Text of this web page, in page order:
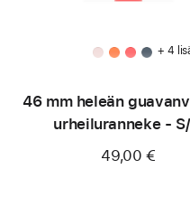
+ 4
46 mm heleän
urheiluranneke -
49,00 €